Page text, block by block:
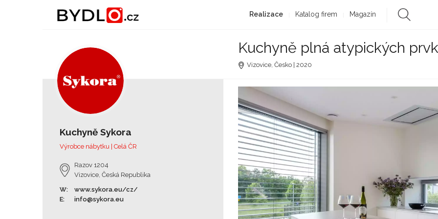
Realizace Katalog firem Magazín
Kuchyně plná atypických
Vizovice, Česko | 2020
Kuchyně Sykora
Výrobce nábytku | Celá ČR
Razov 1204
Vizovice, Česká Republika
W:
www.sykora.eu/cz/
E:
info@sykora.eu